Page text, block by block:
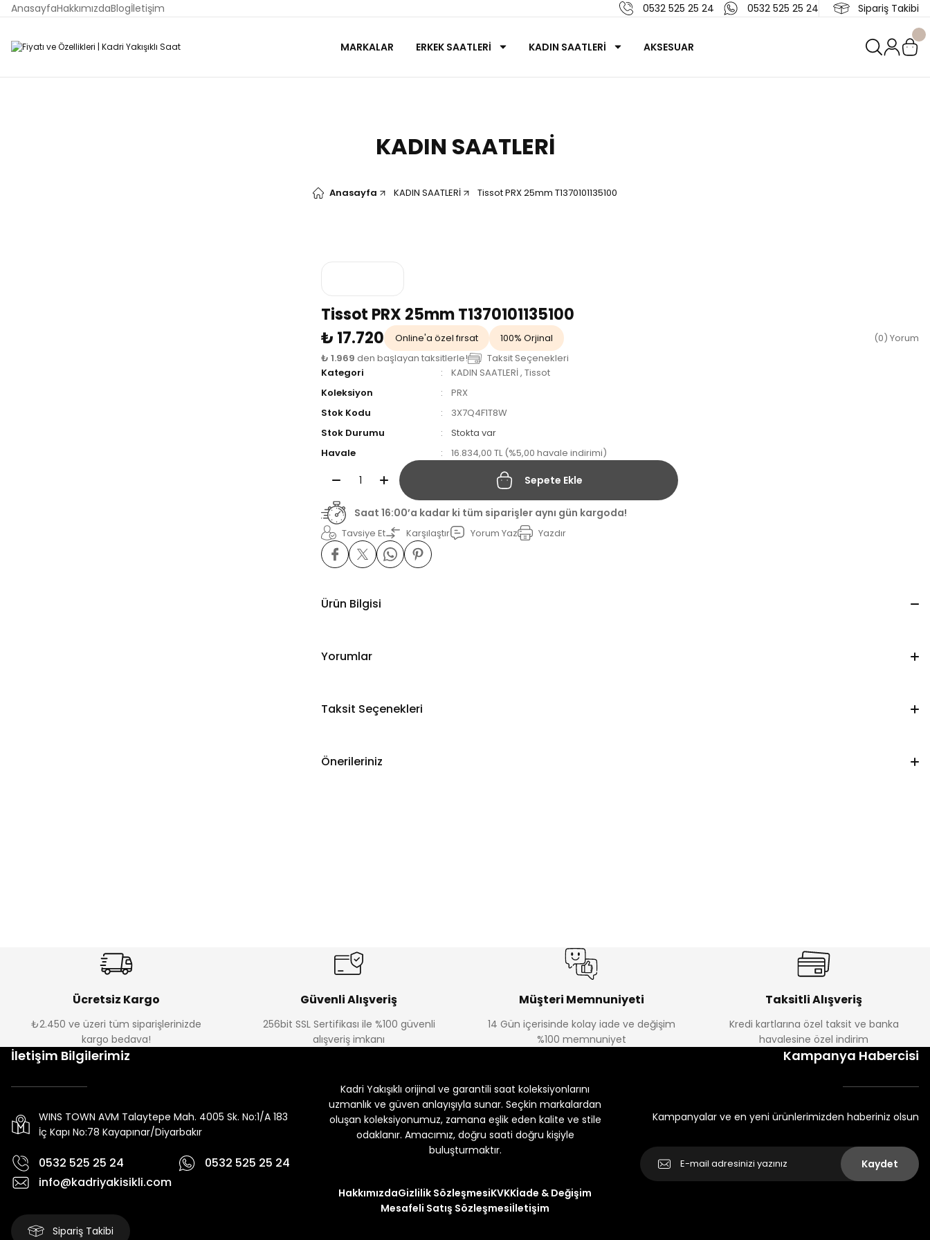
AnasayfaHakkımızdaBlogİletişim 0532 525 25 24 0532 525 25 24 Sipariş Takibi
MARKALAR ERKEK SAATLERİ KADIN SAATLERİ AKSESUAR
KADIN SAATLERİ
Anasayfa KADIN SAATLERİ Tissot PRX 25mm T1370101135100
Tissot PRX 25mm T1370101135100
₺ 17.720
Online'a özel fırsat 100% Orjinal
(0) Yorum
₺ 1.969 den başlayan taksitlerle!
Taksit Seçenekleri
Kategori
KADIN SAATLERİ, Tissot
Koleksiyon
PRX
Stok Kodu
3X7Q4F1T8W
Stok Durumu
Stokta var
Havale
16.834,00 TL (%5,00 havale indirimi)
Sepete Ekle
Saat 16:00’a kadar ki tüm siparişler aynı gün kargoda!
Tavsiye Et Karşılaştır Yorum Yaz Yazdır
Ürün Bilgisi
Yorumlar
Taksit Seçenekleri
Önerileriniz
Ücretsiz Kargo
₺2.450 ve üzeri tüm siparişlerinizde
kargo bedava!
Güvenli Alışveriş
256bit SSL Sertifikası ile %100 güvenli
alışveriş imkanı
Müşteri Memnuniyeti
14 Gün içerisinde kolay iade ve değişim
%100 memnuniyet
Taksitli Alışveriş
Kredi kartlarına özel taksit ve banka
havalesine özel indirim
İletişim Bilgilerimiz
WINS TOWN AVM Talaytepe Mah. 4005 Sk. No:1/A 183
İç Kapı No:78 Kayapınar/Diyarbakır
0532 525 25 24
0532 525 25 24
info@kadriyakisikli.com
Sipariş Takibi
Kadri Yakışıklı orijinal ve garantili saat koleksiyonlarını
uzmanlık ve güven anlayışıyla sunar. Seçkin markalardan
oluşan koleksiyonumuz, zamana eşlik eden kalite ve stile
odaklanır. Amacımız, doğru saati doğru kişiyle
buluşturmaktır.
HakkımızdaGizlilik SözleşmesiKVKKİade & Değişim
Mesafeli Satış Sözleşmesiİletişim
Kampanya Habercisi
Kampanyalar ve en yeni ürünlerimizden haberiniz olsun
Kaydet